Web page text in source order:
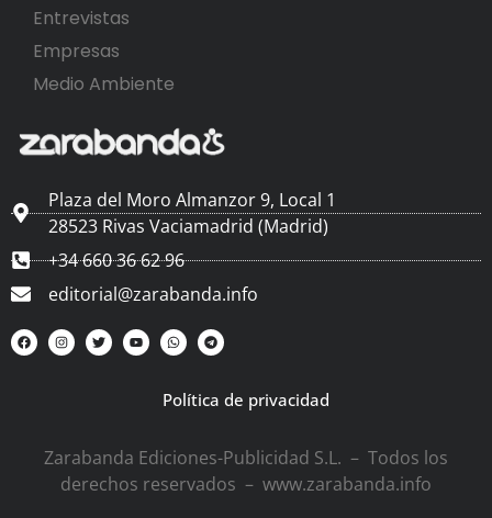
Entrevistas
Empresas
Medio Ambiente
Plaza del Moro Almanzor 9, Local 1
28523 Rivas Vaciamadrid (Madrid)
+34 660 36 62 96
editorial@zarabanda.info
Política de privacidad
Zarabanda Ediciones-Publicidad S.L. – Todos los
derechos reservados – www.zarabanda.info